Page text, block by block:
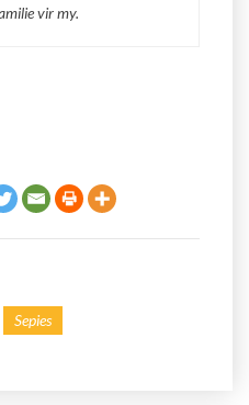
vir my.
Sepies